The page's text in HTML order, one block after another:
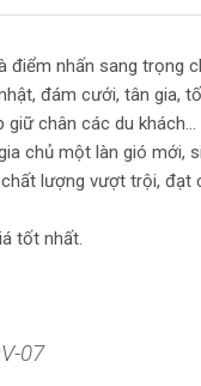
nhấn sang trọng
đám cưới, tân gia,
giữ chân các du khách…
chủ một làn gió mới,
lượng vượt trội, đạt
tốt nhất.
07